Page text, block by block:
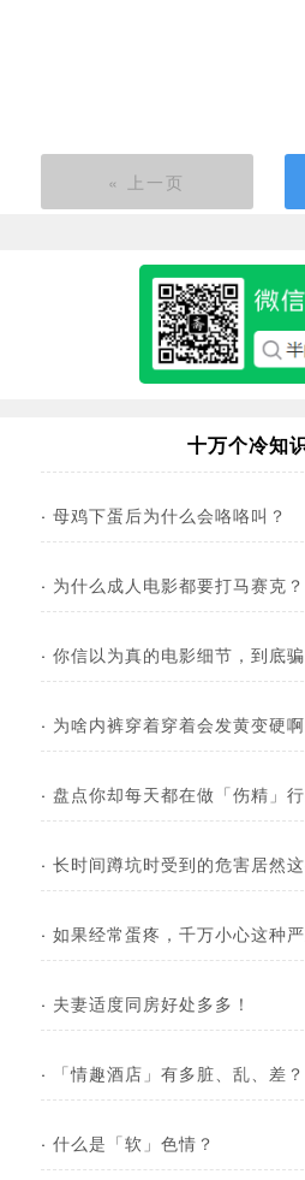
« 上一页
十万个冷知
· 母鸡下蛋后为什么会咯咯叫？
· 为什么成人电影都要打马赛克？
· 你信以为真的电影细节，到底
· 为啥内裤穿着穿着会发黄变硬啊
· 盘点你却每天都在做「伤精」行
· 长时间蹲坑时受到的危害居然
· 如果经常蛋疼，千万小心这种严
· 夫妻适度同房好处多多！
· 「情趣酒店」有多脏、乱、差？
· 什么是「软」色情？